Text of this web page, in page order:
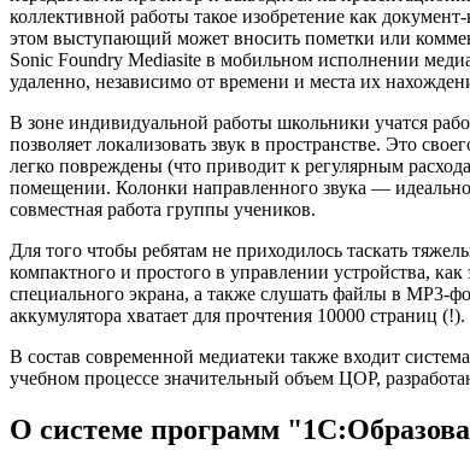
коллективной работы такое изобретение как
этом выступающий может вносить пометки или
Sonic Foundry Mediasite в мобильном исполнении
удаленно, независимо от времени и места их
В зоне индивидуальной работы школьники учатся
позволяет локализовать звук в пространстве. Это
легко повреждены (что приводит к регулярным
помещении. Колонки направленного звука —
совместная работа группы учеников.
Для того чтобы ребятам не приходилось таскать
компактного и простого в управлении устройства,
специального экрана, а также слушать файлы в МР3-
аккумулятора хватает для прочтения 10000 страниц (!).
В состав современной медиатеки также входит
учебном процессе значительный объем ЦОР,
О системе программ